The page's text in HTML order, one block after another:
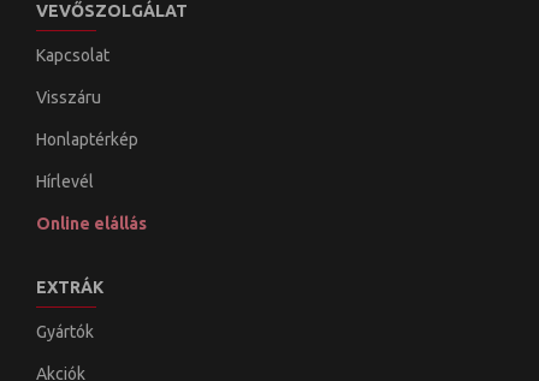
VEVŐSZOLGÁLAT
Kapcsolat
Visszáru
Honlaptérkép
Hírlevél
Online elállás
EXTRÁK
Gyártók
Akciók